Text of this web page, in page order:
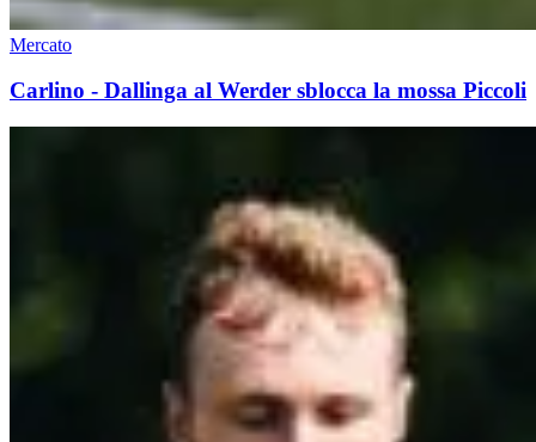
Mercato
Carlino - Dallinga al Werder sblocca la mossa Piccoli